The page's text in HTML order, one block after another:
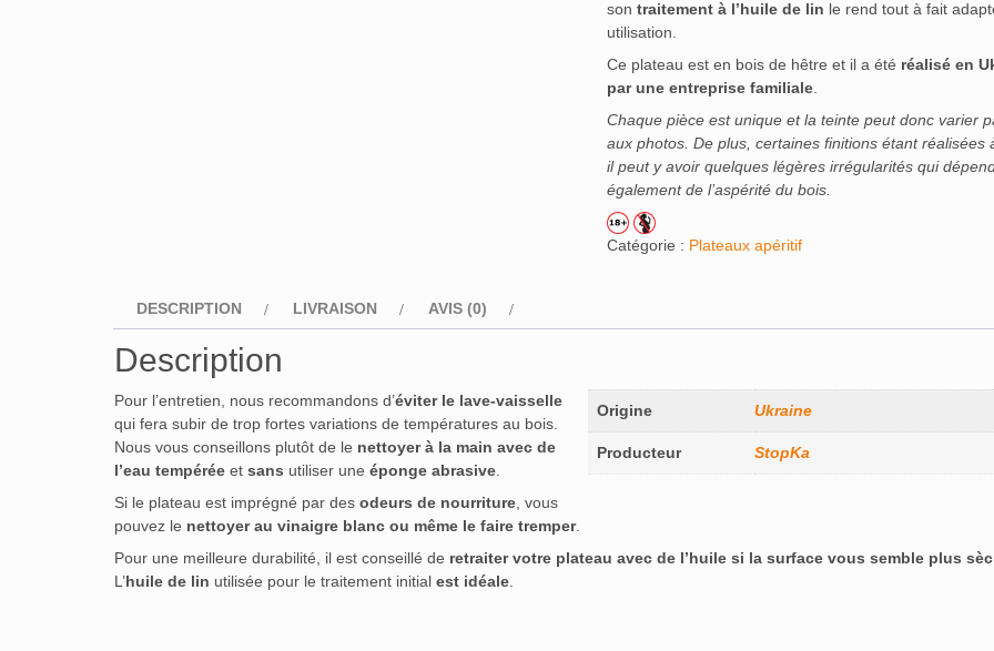
son traitement à l’huile de lin le rend tout à fait
utilisation.
Ce plateau est en bois de hêtre et il a été réalisé en
par une entreprise familiale.
Chaque pièce est unique et la teinte peut donc varier
aux photos. De plus, certaines finitions étant réalisées
il peut y avoir quelques légères irrégularités qui
également de l’aspérité du bois.
Catégorie : Plateaux apéritif
DESCRIPTION LIVRAISON AVIS (0)
Description
Origine Ukraine
Producteur StopKa
Pour l’entretien, nous recommandons d’éviter le lave-vaisselle
qui fera subir de trop fortes variations de températures au bois.
Nous vous conseillons plutôt de le nettoyer à la main avec de
l’eau tempérée et sans utiliser une éponge abrasive.
Si le plateau est imprégné par des odeurs de nourriture, vous
pouvez le nettoyer au vinaigre blanc ou même le faire tremper.
Pour une meilleure durabilité, il est conseillé de retraiter votre plateau avec de l’huile si la surface vous semble plus
L’huile de lin utilisée pour le traitement initial est idéale.